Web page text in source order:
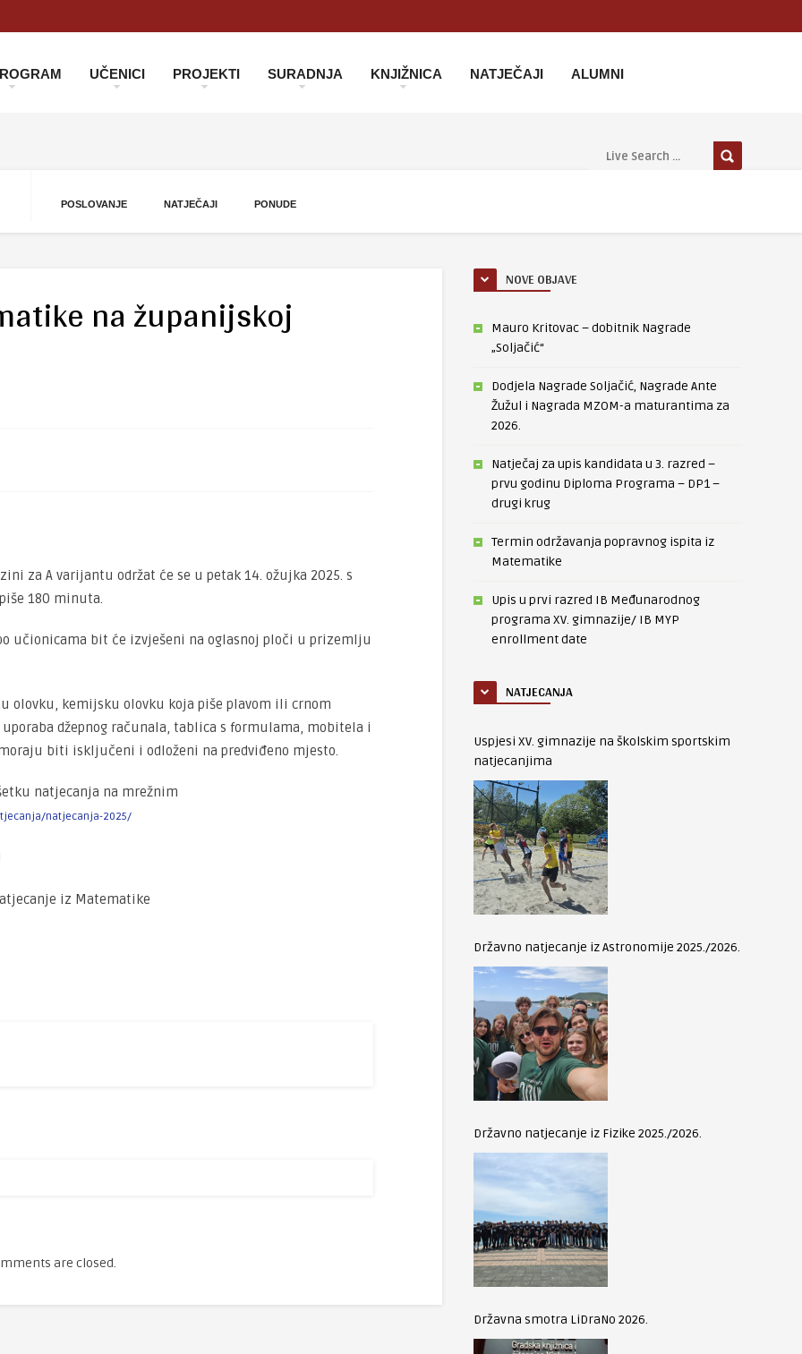
UČENICI PROJEKTI SURADNJA KNJIŽNICA NATJEČAJI ALUMNI
POSLOVANJE NATJEČAJI PONUDE
na županijskoj
za A varijantu održat će se u petak 14. ožujka 2025. s
180 minuta.
učionicama bit će izvješeni na oglasnoj ploči u prizemlju
olovku, kemijsku olovku koja piše plavom ili crnom
džepnog računala, tablica s formulama, mobitela i
biti isključeni i odloženi na predviđeno mjesto.
natjecanja na mrežnim
natjecanja-2025/
iz Matematike
are closed.
NOVE OBJAVE
Mauro Kritovac – dobitnik Nagrade
„Soljačić“
Dodjela Nagrade Soljačić, Nagrade Ante
Žužul i Nagrada MZOM-a maturantima za
2026.
Natječaj za upis kandidata u 3. razred –
prvu godinu Diploma Programa – DP1 –
drugi krug
Termin održavanja popravnog ispita iz
Matematike
Upis u prvi razred IB Međunarodnog
programa XV. gimnazije/ IB MYP
enrollment date
NATJECANJA
Uspjesi XV. gimnazije na školskim sportskim
natjecanjima
Državno natjecanje iz Astronomije 2025./2026.
Državno natjecanje iz Fizike 2025./2026.
Državna smotra LiDraNo 2026.